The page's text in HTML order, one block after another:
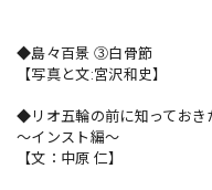
◆島々百景 ③白骨節
【写真と文:宮沢和史】
◆リオ五輪の前に知っておき
～インスト編～
【文：中原 仁】